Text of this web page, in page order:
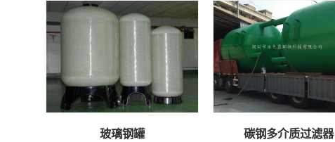
玻璃钢罐 碳钢多介质过滤器